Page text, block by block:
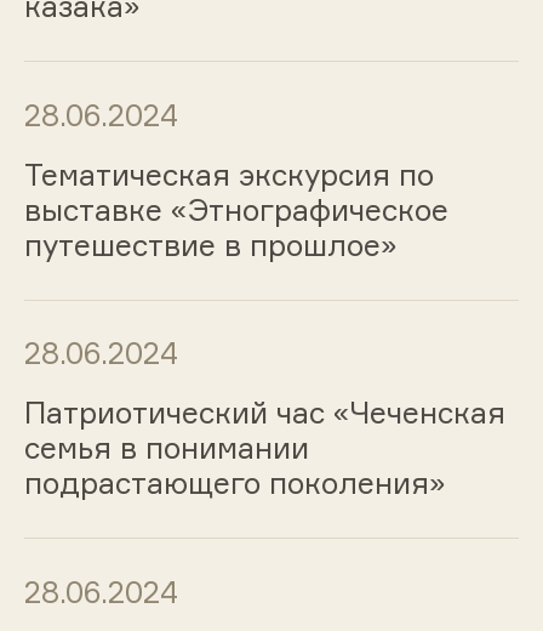
28.06.2024
Тематическая экскурсия по
выставке «Этнографическое
путешествие в прошлое»
28.06.2024
Патриотический час «Чеченская
семья в понимании
подрастающего поколения»
28.06.2024